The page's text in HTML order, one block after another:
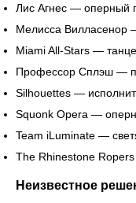
Лис Агнес — оперный
Мелисса Вилласенор
Miami All-Stars —
Профессор Сплэш —
Silhouettes —
Squonk Opera —
Team iLuminate —
The Rhinestone
Неизвестное